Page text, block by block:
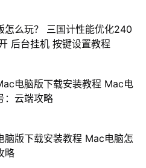
怎么玩？ 三国计性能优化240
后台挂机 按键设置教程
电脑版下载安装教程 Mac电
：云端攻略
脑版下载安装教程 Mac电脑怎
略